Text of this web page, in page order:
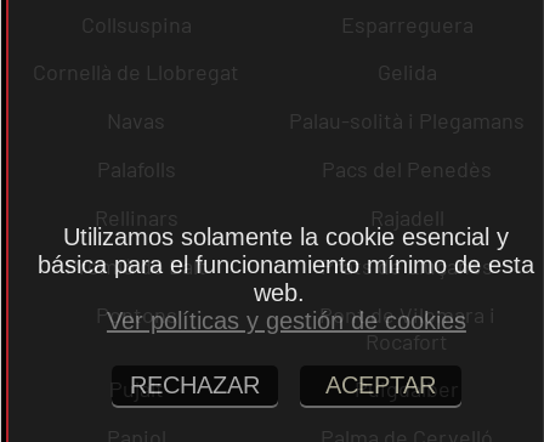
Collsuspina
Esparreguera
Cornellà de Llobregat
Gelida
Navas
Palau-solità i Plegamans
Palafolls
Pacs del Penedès
Rellinars
Rajadell
Premià de Dalt
Prats de Lluçanès
Pontons
Pont de Vilomara i
Rocafort
Pujalt
Puigdàlber
Utilizamos solamente la cookie esencial y
básica para el funcionamiento mínimo de esta
web.
Ver políticas y gestión de cookies
RECHAZAR ACEPTAR